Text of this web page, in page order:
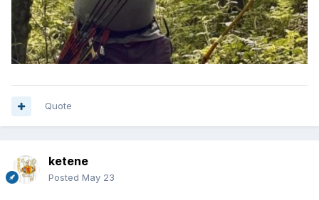
Quote
ketene
Posted May 23